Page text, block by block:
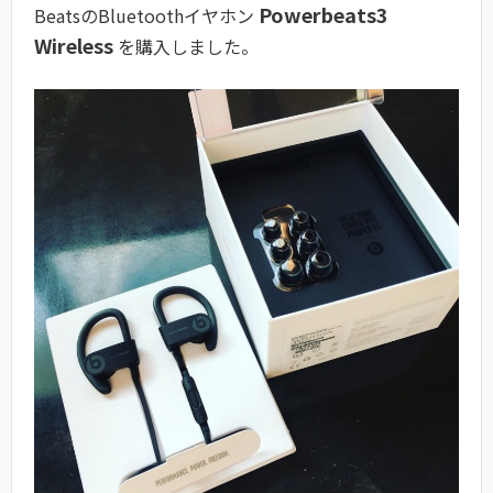
BeatsのBluetoothイヤホン Powerbeats3
Wireless を購入しました。